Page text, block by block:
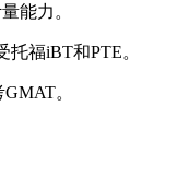
能力。
福iBT和PTE。
。